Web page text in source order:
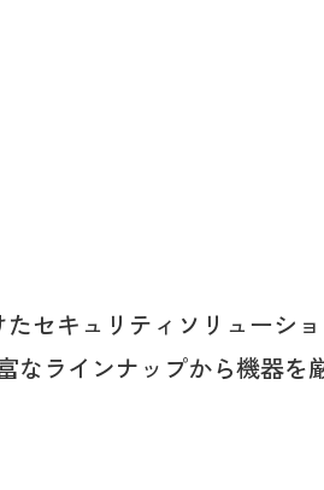
セキュリティソリューショ
なラインナップから機器を